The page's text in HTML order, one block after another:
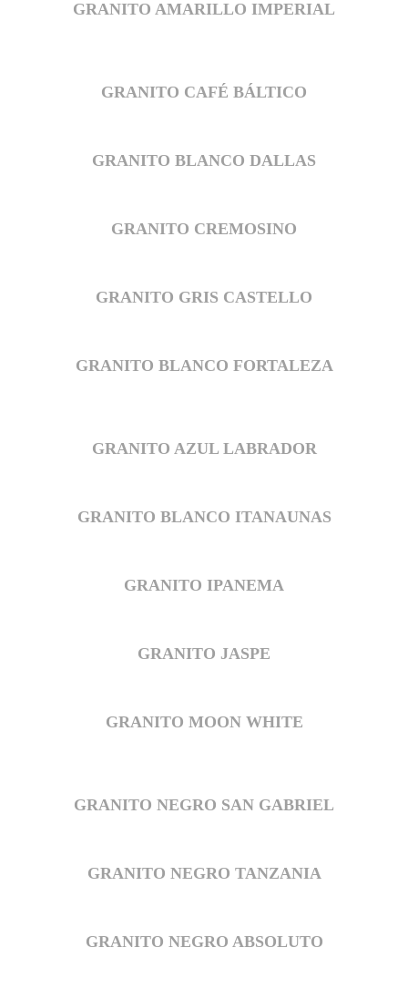
GRANITO AMARILLO IMPERIAL
GRANITO CAFÉ BÁLTICO
GRANITO BLANCO DALLAS
GRANITO CREMOSINO
GRANITO GRIS CASTELLO
GRANITO BLANCO FORTALEZA
GRANITO AZUL LABRADOR
GRANITO BLANCO ITANAUNAS
GRANITO IPANEMA
GRANITO JASPE
GRANITO MOON WHITE
GRANITO NEGRO SAN GABRIEL
GRANITO NEGRO TANZANIA
GRANITO NEGRO ABSOLUTO